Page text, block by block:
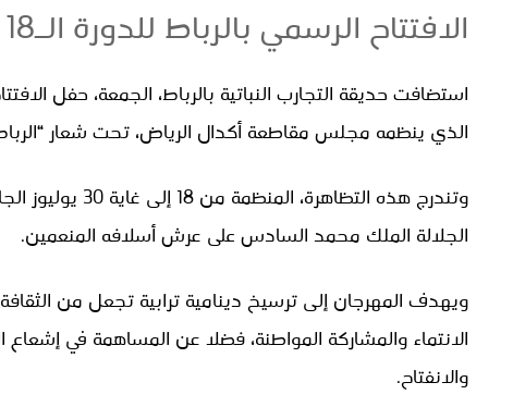
الافتتاح الرسمي بالرباط للدورة الـ18 من مهرجان ربيع أكدال الرياض
الذي ينظمه مجلس مقاطعة أكدال الرياض، تحت شعار
الجلالة الملك محمد السادس على عرش أسلافه المنعمين.
ويهدف المهرجان إلى ترسيخ دينامية ترابية تجعل من الثقافة
الانتماء والمشاركة المواطنة، فضلا عن المساهمة في إشعاع
والانفتاح.